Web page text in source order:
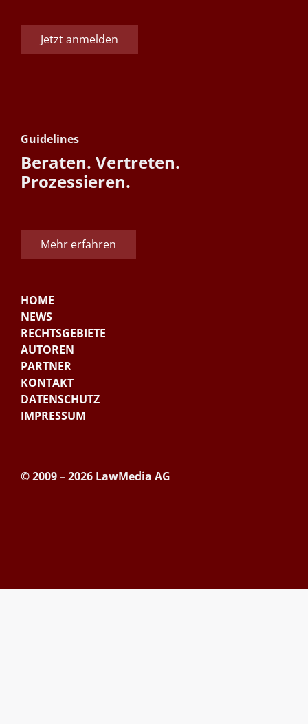
Jetzt anmelden
Guidelines
Beraten. Vertreten.
Prozessieren.
Mehr erfahren
HOME
NEWS
RECHTSGEBIETE
AUTOREN
PARTNER
KONTAKT
DATENSCHUTZ
IMPRESSUM
© 2009 – 2026 LawMedia AG